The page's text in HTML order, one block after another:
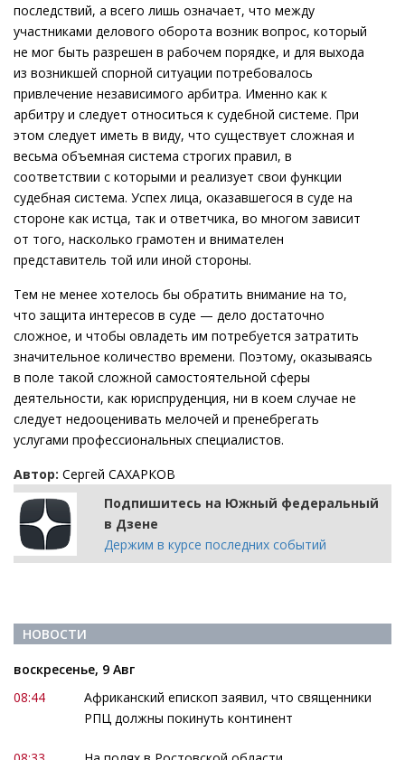
последствий, а всего лишь означает, что между
участниками делового оборота возник вопрос, который
не мог быть разрешен в рабочем порядке, и для выхода
из возникшей спорной ситуации потребовалось
привлечение независимого арбитра. Именно как к
арбитру и следует относиться к судебной системе. При
этом следует иметь в виду, что существует сложная и
весьма объемная система строгих правил, в
соответствии с которыми и реализует свои функции
судебная система. Успех лица, оказавшегося в суде на
стороне как истца, так и ответчика, во многом зависит
от того, насколько грамотен и внимателен
представитель той или иной стороны.
Тем не менее хотелось бы обратить внимание на то,
что защита интересов в суде — дело достаточно
сложное, и чтобы овладеть им потребуется затратить
значительное количество времени. Поэтому, оказываясь
в поле такой сложной самостоятельной сферы
деятельности, как юриспруденция, ни в коем случае не
следует недооценивать мелочей и пренебрегать
услугами профессиональных специалистов.
Автор: Сергей САХАРКОВ
Подпишитесь на Южный федеральный
в Дзене
Держим в курсе последних событий
НОВОСТИ
воскресенье, 9 Авг
08:44
Африканский епископ заявил, что священники
РПЦ должны покинуть континент